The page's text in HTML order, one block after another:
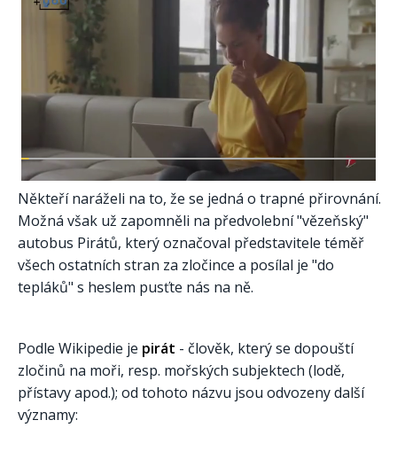
Někteří naráželi na to, že se jedná o trapné přirovnání.
Možná však už zapomněli na předvolební "vězeňský"
autobus Pirátů, který označoval představitele téměř
všech ostatních stran za zločince a posílal je "do
tepláků" s heslem pusťte nás na ně.
Podle Wikipedie je pirát - člověk, který se dopouští
zločinů na moři, resp. mořských subjektech (lodě,
přístavy apod.); od tohoto názvu jsou odvozeny další
významy: